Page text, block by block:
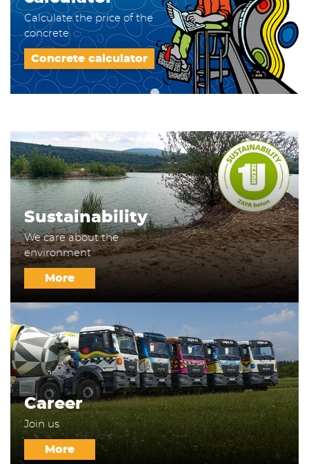
Calculate the price of the
concrete
Concrete calculator
Sustainability
We care about the
environment
More
Career
Join us
More